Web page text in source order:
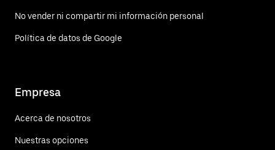
No vender ni compartir mi información personal
Política de datos de Google
Empresa
Acerca de nosotros
Nuestras opciones